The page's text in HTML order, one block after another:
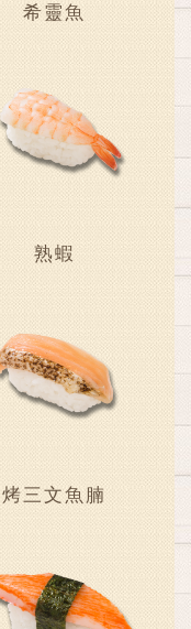
希靈魚
熟蝦
烤三文魚腩